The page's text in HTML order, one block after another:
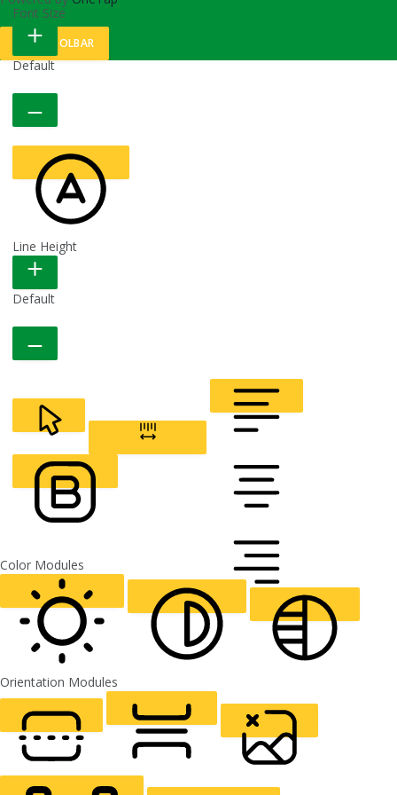
HIDE TOOLBAR
Font Size
Default
READABLE FONT
Line Height
Default
CURSOR
ALIGN TEXT
FONT WEIGHT
Color Modules
LIGHT CONTRAST HIGH CONTRAST
Orientation Modules